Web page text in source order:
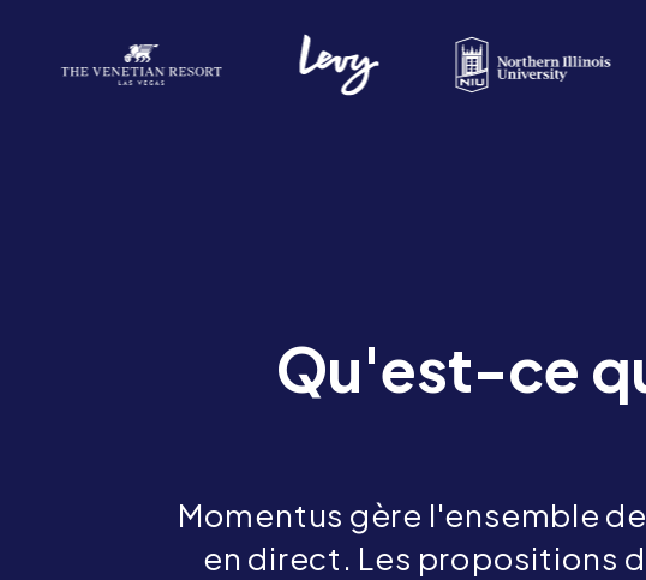
Qu'est-ce
Momentus gère l'ensemble
en direct. Les propositions